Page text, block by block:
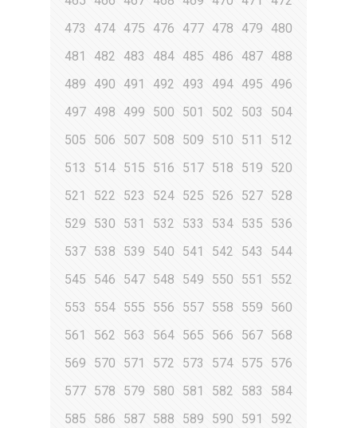
473
474 475 476 477 478 479
480
481
482 483 484 485 486 487 488
489
490 491 492 493 494 495
496
497 498 499 500 501 502 503
504
505
506 507 508 509 510 511
512
513
514 515 516 517 518 519
520
521
522 523 524 525 526 527 528
529
530 531 532 533 534 535
536
537 538 539 540 541 542 543
544
545
546 547 548 549 550 551
552
553
554 555 556 557 558 559
560
561
562 563 564 565 566 567 568
569
570 571 572 573 574 575
576
577 578 579 580 581 582 583
584
585
586 587 588 589 590 591
592